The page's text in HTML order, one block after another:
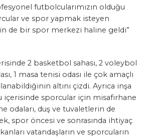
futbolcularımızın olduğu
ve spor yapmak isteyen
de bir spor merkezi haline geldi”
2 basketbol sahası, 2 voleybol
1 masa tenisi odası ile çok amaçlı
altını çizdi. Ayrıca inşa
içerisinde sporcular için misafirhane
odaları, duş ve tuvaletlerin de
spor öncesi ve sonrasında ihtiyaç
vatandaşların ve sporcuların